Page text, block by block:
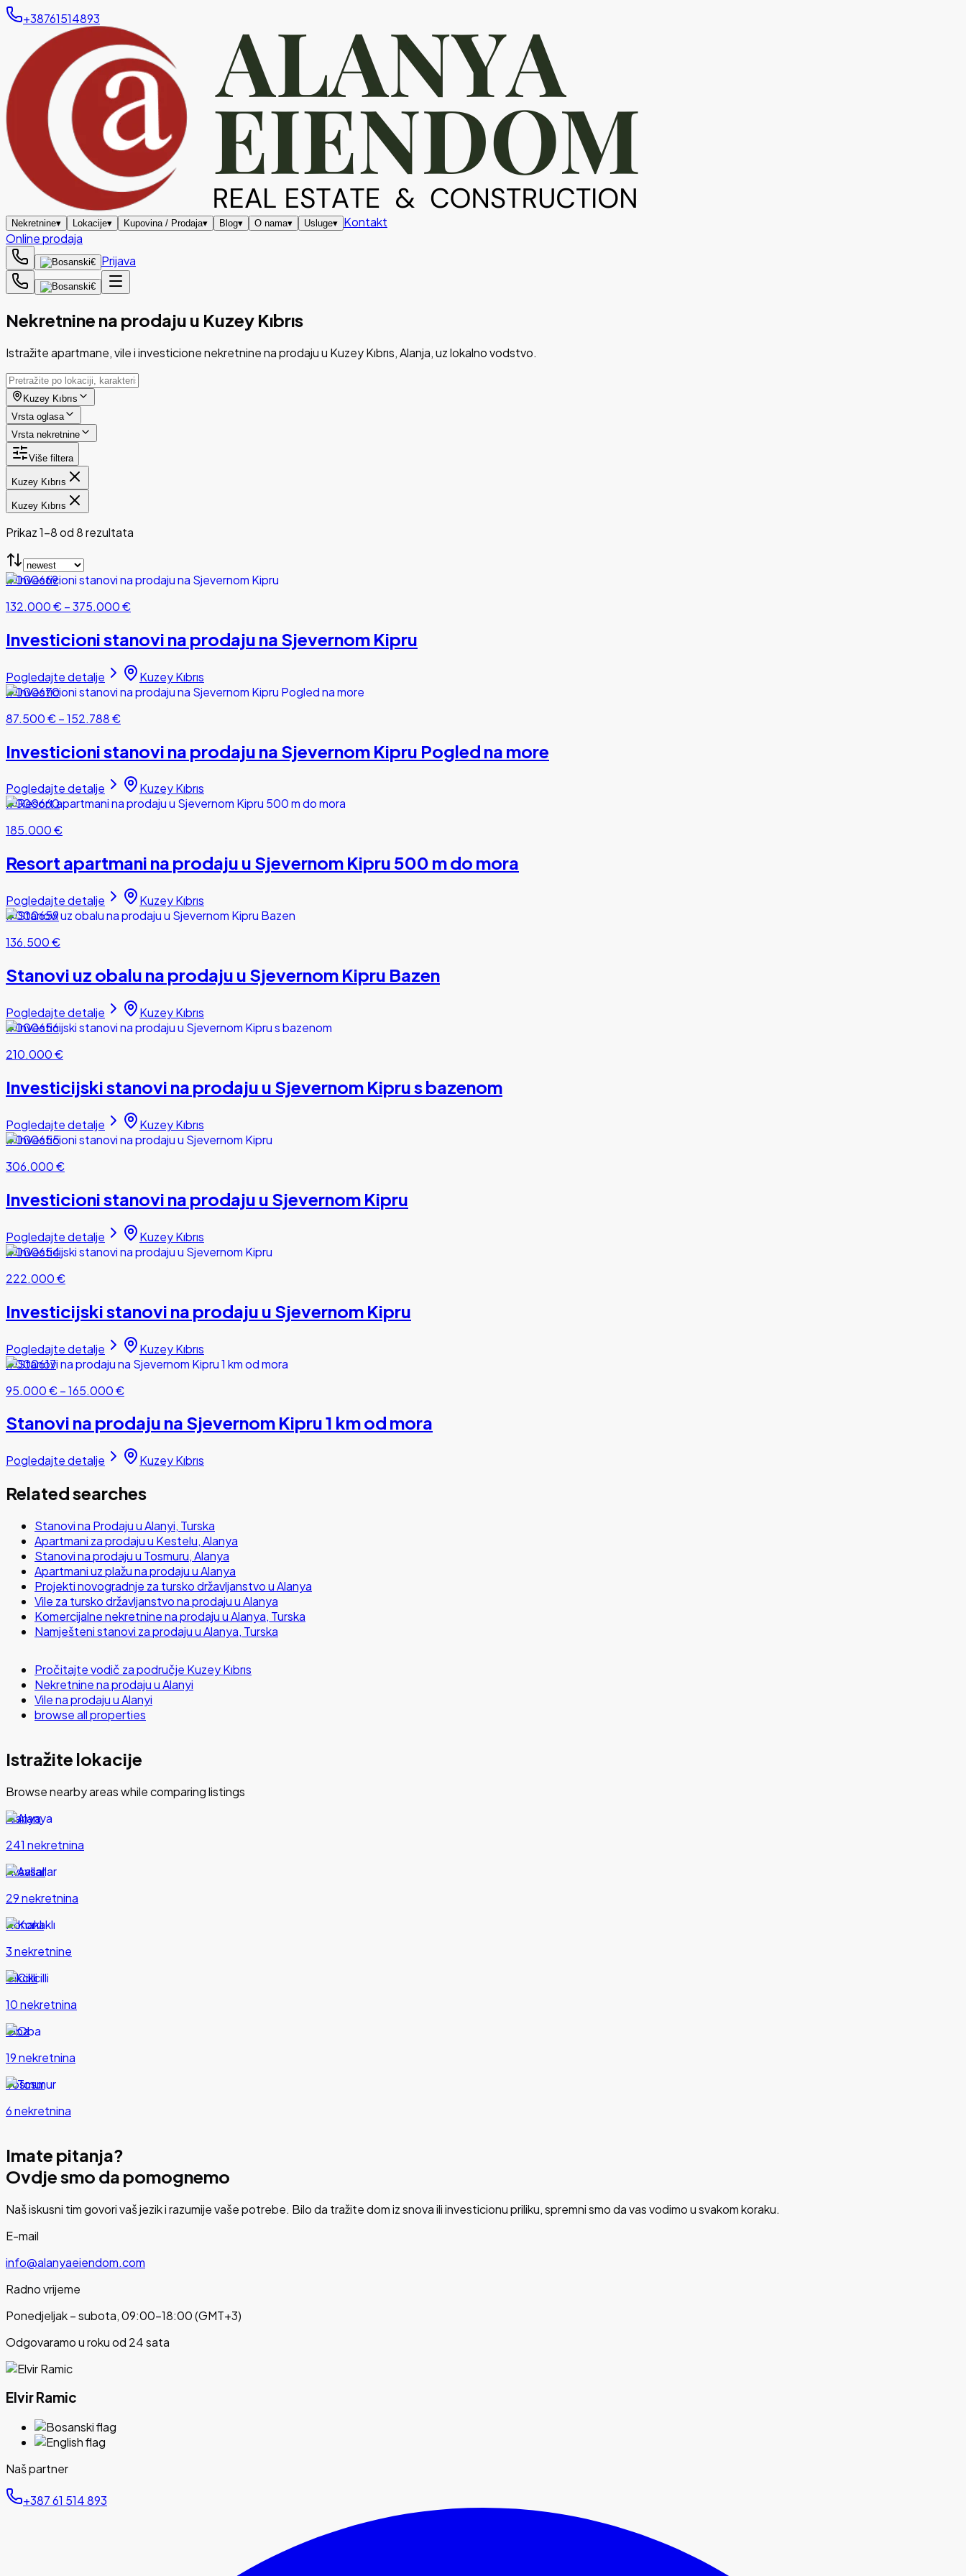
+38761514893
Nekretnine▾ Lokacije▾ Kupovina / Prodaja▾ Blog▾ O nama▾ Usluge▾ Kontakt
Online prodaja
€ Prijava
€
Nekretnine na prodaju u Kuzey Kıbrıs
Istražite apartmane, vile i investicione nekretnine na prodaju u Kuzey Kıbrıs, Alanja, uz lokalno vodstvo.
Kuzey Kıbrıs
Vrsta oglasa
Vrsta nekretnine
Više filtera
Kuzey Kıbrıs
Kuzey Kıbrıs
Prikaz 1-8 od 8 rezultata
#000669
132.000 €–375.000 €
Investicioni stanovi na prodaju na Sjevernom Kipru
Pogledajte detalje
Kuzey Kıbrıs
#000670
87.500 €–152.788 €
Investicioni stanovi na prodaju na Sjevernom Kipru Pogled na more
Pogledajte detalje
Kuzey Kıbrıs
#000660
185.000 €
Resort apartmani na prodaju u Sjevernom Kipru 500 m do mora
Pogledajte detalje
Kuzey Kıbrıs
#000659
136.500 €
Stanovi uz obalu na prodaju u Sjevernom Kipru Bazen
Pogledajte detalje
Kuzey Kıbrıs
#000656
210.000 €
Investicijski stanovi na prodaju u Sjevernom Kipru s bazenom
Pogledajte detalje
Kuzey Kıbrıs
#000655
306.000 €
Investicioni stanovi na prodaju u Sjevernom Kipru
Pogledajte detalje
Kuzey Kıbrıs
#000654
222.000 €
Investicijski stanovi na prodaju u Sjevernom Kipru
Pogledajte detalje
Kuzey Kıbrıs
#000617
95.000 €–165.000 €
Stanovi na prodaju na Sjevernom Kipru 1 km od mora
Pogledajte detalje Kuzey Kıbrıs
Related searches
Stanovi na Prodaju u Alanyi, Turska
Apartmani za prodaju u Kestelu, Alanya
Stanovi na prodaju u Tosmuru, Alanya
Apartmani uz plažu na prodaju u Alanya
Projekti novogradnje za tursko državljanstvo u Alanya
Vile za tursko državljanstvo na prodaju u Alanya
Komercijalne nekretnine na prodaju u Alanya, Turska
Namješteni stanovi za prodaju u Alanya, Turska
Pročitajte vodič za područje Kuzey Kıbrıs
Nekretnine na prodaju u Alanyi
Vile na prodaju u Alanyi
browse all properties
Istražite lokacije
Browse nearby areas while comparing listings
Alanya
241 nekretnina
Avsallar
29 nekretnina
Konaklı
3 nekretnine
Cikcilli
10 nekretnina
Oba
19 nekretnina
Tosmur
6 nekretnina
Imate pitanja?
Ovdje smo da pomognemo
Naš iskusni tim govori vaš jezik i razumije vaše potrebe. Bilo da tražite dom iz snova ili investicionu priliku, spremni smo da vas vodimo u svakom koraku.
E-mail
info@alanyaeiendom.com
Radno vrijeme
Ponedjeljak – subota, 09:00–18:00 (GMT+3)
Odgovaramo u roku od 24 sata
Elvir Ramic
Naš partner
‪+387 61 514 893‬